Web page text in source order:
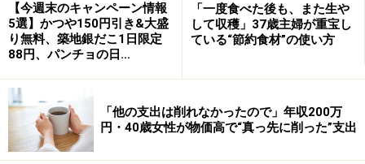
これらを把握せずにいると、「どこでムダ遣いしている
のか」が見えず、気付かないうちに出費がかさんでしま
います。
まずは、1カ月の支出をざっくりでも書き出してみると
ころから始めましょう。自分の“お金のクセ”が見えてく
【今週末のキャンペーン情報
5選】かつや150円引き&大盛
り無料、築地銀だこ1日限定
88円、パンチョの日…
「一度食べた後も、また生や
して収穫」37歳主婦が重宝し
ている“節約食材”の使い方
「他の支出は削れなかったので」年収200万
円・40歳女性が物価高で“真っ先に削った”支出